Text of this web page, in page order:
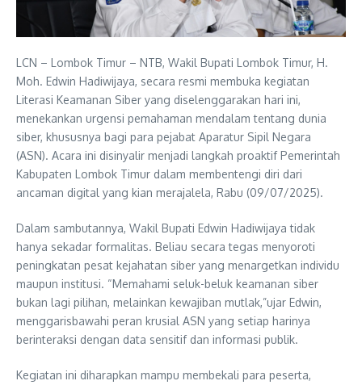
LCN – Lombok Timur – NTB, Wakil Bupati Lombok Timur, H.
Moh. Edwin Hadiwijaya, secara resmi membuka kegiatan
Literasi Keamanan Siber yang diselenggarakan hari ini,
menekankan urgensi pemahaman mendalam tentang dunia
siber, khususnya bagi para pejabat Aparatur Sipil Negara
(ASN). Acara ini disinyalir menjadi langkah proaktif Pemerintah
Kabupaten Lombok Timur dalam membentengi diri dari
ancaman digital yang kian merajalela, Rabu (09/07/2025).
Dalam sambutannya, Wakil Bupati Edwin Hadiwijaya tidak
hanya sekadar formalitas. Beliau secara tegas menyoroti
peningkatan pesat kejahatan siber yang menargetkan individu
maupun institusi. “Memahami seluk-beluk keamanan siber
bukan lagi pilihan, melainkan kewajiban mutlak,”ujar Edwin,
menggarisbawahi peran krusial ASN yang setiap harinya
berinteraksi dengan data sensitif dan informasi publik.
Kegiatan ini diharapkan mampu membekali para peserta,